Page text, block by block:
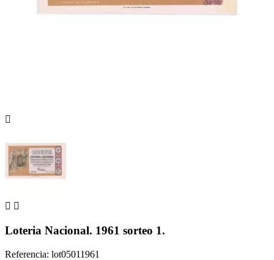

 
Loteria Nacional. 1961 sorteo 1.
Referencia: lot05011961